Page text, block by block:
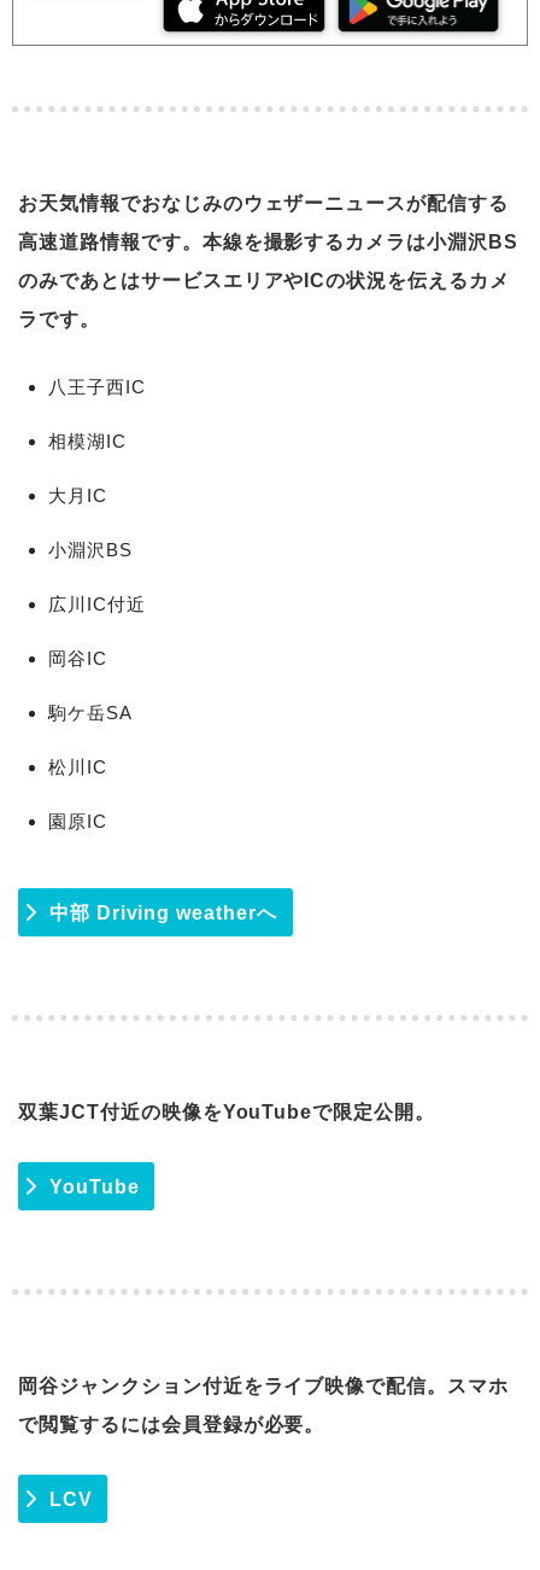
お天気情報でおなじみのウェザーニュースが配信する
高速道路情報です。本線を撮影するカメラは小淵沢BS
のみであとはサービスエリアやICの状況を伝えるカメ
ラです。
八王子西IC
相模湖IC
大月IC
小淵沢BS
広川IC付近
岡谷IC
駒ケ岳SA
松川IC
園原IC
中部 Driving weatherへ
双葉JCT付近の映像をYouTubeで限定公開。
YouTube
岡谷ジャンクション付近をライブ映像で配信。スマホ
で閲覧するには会員登録が必要。
LCV